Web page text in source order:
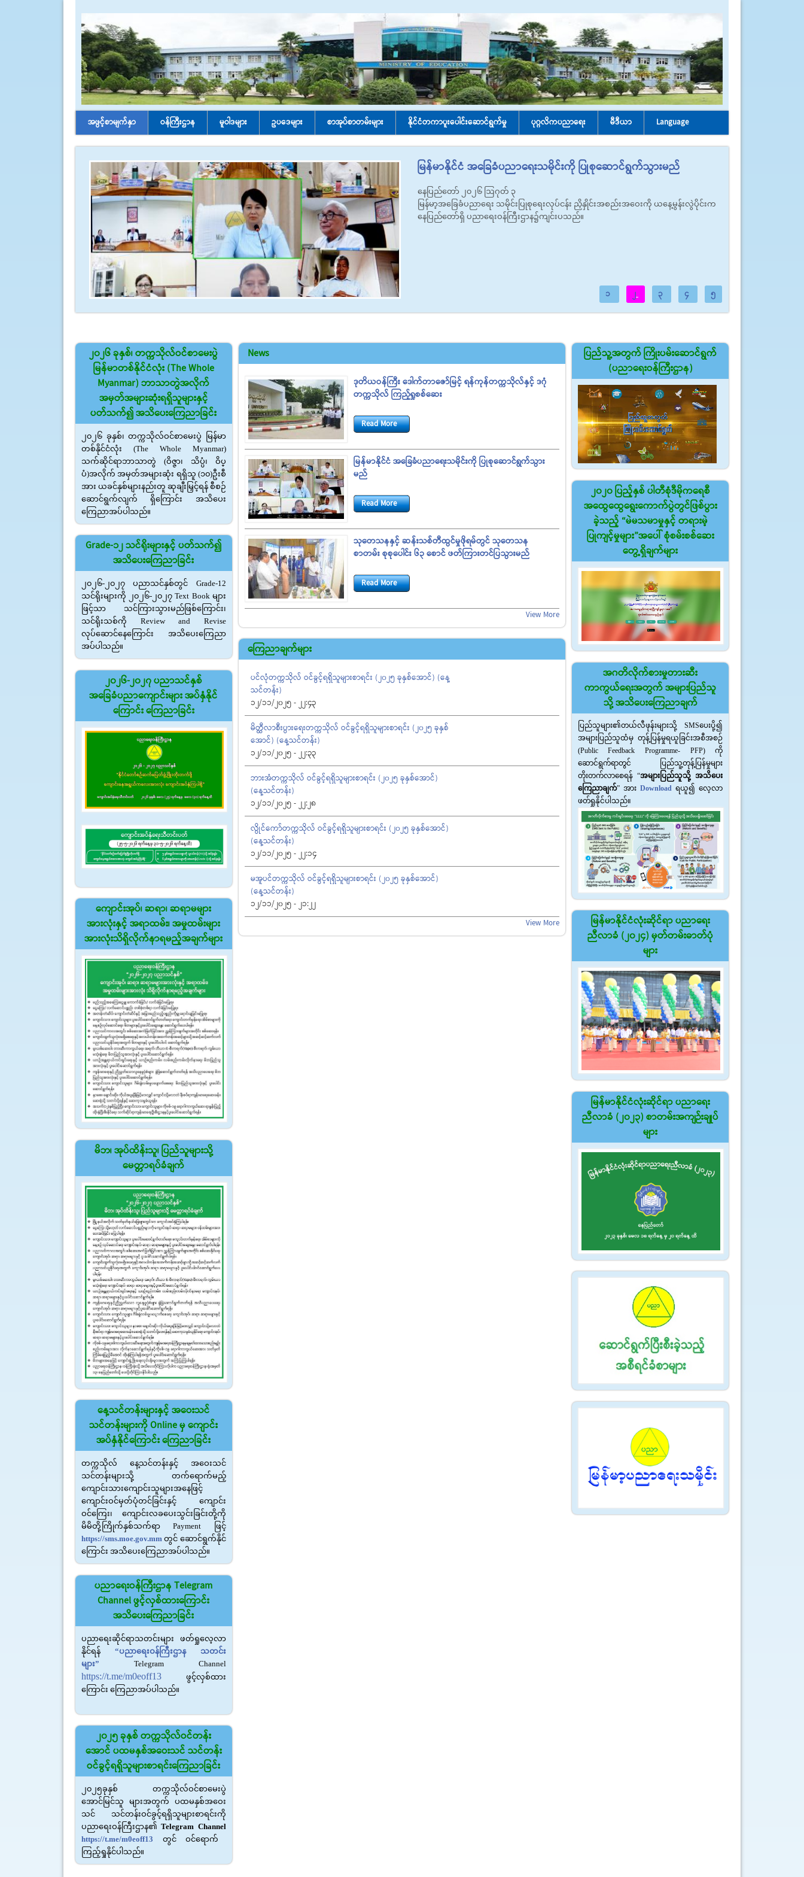
အဖွင့်စာမျက်နှာ ဝန်ကြီးဌာန မူဝါဒများ ဥပဒေများ စာအုပ်စာတမ်းများ နိုင်ငံတကာပူးပေါင်း‌ဆောင်ရွက်မှု ပုဂ္ဂလိကပညာရေး မီဒီယာ Language
မြန်မာနိုင်ငံ အခြေခံပညာရေးသမိုင်းကို ပြုစုဆောင်ရွက်သွားမည်
နေပြည်တော် ၂၀၂၆ ဩဂုတ် ၃
မြန်မာ့အခြေခံပညာရေး သမိုင်းပြုစုရေးလုပ်ငန်း ညှိနှိုင်းအစည်းအဝေးကို ယနေ့မွန်းလွဲပိုင်းက
နေပြည်တော်ရှိ ပညာရေးဝန်ကြီးဌာန၌ကျင်းပသည်။
1 2 3 4 5
News
ဒုတိယဝန်ကြီး ဒေါက်တာဇော်မြင့် ရန်ကုန်တက္ကသိုလ်နှင့် ဒဂုံ
တက္ကသိုလ် ကြည့်ရှုစစ်ဆေး
Read More
မြန်မာနိုင်ငံ အခြေခံပညာရေးသမိုင်းကို ပြုစုဆောင်ရွက်သွား
မည်
Read More
သုတေသနနှင့် ဆန်းသစ်တီထွင်မှုဖိုရမ်တွင် သုတေသန
စာတမ်း စုစုပေါင်း ၆၃ စောင် ဖတ်ကြားတင်ပြသွားမည်
Read More
View More
ကြေညာချက်များ
ပင်လုံတက္ကသိုလ် ဝင်ခွင့်ရရှိသူများစာရင်း (၂၀၂၅ ခုနှစ်အောင်) (နေ့
သင်တန်း)
12/11/2025 - 22:43
မိတ္ထီလာစီးပွားရေးတက္ကသိုလ် ဝင်ခွင့်ရရှိသူများစာရင်း (၂၀၂၅ ခုနှစ်
အောင်) (နေ့သင်တန်း)
12/11/2025 - 22:33
ဘားအံတက္ကသိုလ် ဝင်ခွင့်ရရှိသူများစာရင်း (၂၀၂၅ ခုနှစ်အောင်)
(နေ့သင်တန်း)
12/11/2025 - 22:28
လွိုင်ကော်တက္ကသိုလ် ဝင်ခွင့်ရရှိသူများစာရင်း (၂၀၂၅ ခုနှစ်အောင်)
(နေ့သင်တန်း)
12/11/2025 - 22:14
မအူပင်တက္ကသိုလ် ဝင်ခွင့်ရရှိသူများစာရင်း (၂၀၂၅ ခုနှစ်အောင်)
(နေ့သင်တန်း)
12/11/2025 - 21:22
View More
၂၀၂၆ ခုနှစ်၊ တက္ကသိုလ်ဝင်စာမေးပွဲ
မြန်မာတစ်နိုင်ငံလုံး (The Whole
Myanmar) ဘာသာတွဲအလိုက်
အမှတ်အများဆုံးရရှိသူများနှင့်
ပတ်သက်၍ အသိပေးကြေညာခြင်း
၂၀၂၆ ခုနှစ်၊ တက္ကသိုလ်ဝင်စာမေးပွဲ မြန်မာ
တစ်နိုင်ငံလုံး (The Whole Myanmar)
သက်ဆိုင်ရာဘာသာတွဲ (ဝိဇ္ဇာ၊ သိပ္ပံ၊ ဝိပ္
ပံ)အလိုက် အမှတ်အများဆုံး ရရှိသူ (၁၀)ဦးစီ
အား ယခင်နှစ်များနည်းတူ ဆုချီးမြှင့်ရန် စီစဉ်
ဆောင်ရွက်လျက် ရှိကြောင်း အသိပေး
ကြေညာအပ်ပါသည်။
Grade-12 သင်ရိုးများနှင့် ပတ်သက်၍
အသိပေးကြေညာခြင်း
၂၀၂၆-၂၀၂၇ ပညာသင်နှစ်တွင် Grade-12
သင်ရိုးများကို ၂၀၂၆-၂၀၂၇ Text Book များ
ဖြင့်သာ သင်ကြားသွားမည်ဖြစ်ကြောင်း၊
သင်ရိုးသစ်ကို Review and Revise
လုပ်ဆောင်နေကြောင်း အသိပေးကြေညာ
အပ်ပါသည်။
၂၀၂၆-၂၀၂၇ ပညာသင်နှစ်
အခြေခံပညာကျောင်းများ အပ်နှံနိုင်
ကြောင်း ကြေညာခြင်း
ကျောင်းအုပ်၊ ဆရာ၊ ဆရာမများ
အားလုံးနှင့် အရာထမ်း၊ အမှုထမ်းများ
အားလုံးသိရှိလိုက်နာရမည့်အချက်များ
မိဘ၊ အုပ်ထိန်းသူ၊ ပြည်သူများသို့
မေတ္တာရပ်ခံချက်
နေ့သင်တန်းများနှင့် အဝေးသင်
သင်တန်းများကို Online မှ ကျောင်း
အပ်နှံနိုင်ကြောင်း ကြေညာခြင်း
တက္ကသိုလ် နေ့သင်တန်းနှင့် အဝေးသင်
သင်တန်းများသို့ တက်ရောက်မည့်
ကျောင်းသားကျောင်းသူများအနေဖြင့်
ကျောင်းဝင်မှတ်ပုံတင်ခြင်းနှင့် ကျောင်း
ဝင်ကြေး၊ ကျောင်းလခပေးသွင်းခြင်းတို့ကို
မိမိတို့ကြိုက်နှစ်သက်ရာ Payment ဖြင့်
https://sms.moe.gov.mmတွင် ဆောင်ရွက်နိုင်
ကြောင်း အသိပေးကြေညာအပ်ပါသည်။
ပညာရေးဝန်ကြီးဌာန Telegram
Channel ဖွင့်လှစ်ထားကြောင်း
အသိပေးကြေညာခြင်း
ပညာရေးဆိုင်ရာသတင်းများ ဖတ်ရှုလေ့လာ
နိုင်ရန် “ပညာရေးဝန်ကြီးဌာန သတင်း
များ”
Telegram Channel
https://t.me/m0eoff13
ဖွင့်လှစ်ထား
ကြောင်း ကြေညာအပ်ပါသည်။
၂၀၂၅ ခုနှစ် တက္ကသိုလ်ဝင်တန်း
အောင် ပထမနှစ်အဝေးသင် သင်တန်း
ဝင်ခွင့်ရရှိသူများစာရင်းကြေညာခြင်း
၂၀၂၅ခုနှစ် တက္ကသိုလ်ဝင်စာမေးပွဲ
အောင်မြင်သူ များအတွက် ပထမနှစ်အဝေး
သင် သင်တန်းဝင်ခွင့်ရရှိသူများစာရင်းကို
ပညာရေးဝန်ကြီးဌာန၏Telegram Channel
https://t.me/m0eoff13 တွင် ဝင်ရောက်
ကြည့်ရှုနိုင်ပါသည်။
ပြည်သူ့အတွက် ကြိုးပမ်းဆောင်ရွက်
(ပညာရေးဝန်ကြီးဌာန)
၂၀၂၀ ပြည့်နှစ် ပါတီစုံဒီမိုကရေစီ
အထွေထွေ‌ရွေးကောက်ပွဲတွင်ဖြစ်ပွား
ခဲ့သည့် “မဲမသမာမှုနှင့် တရားမဲ့
ပြုကျင့်မှုများ”အပေါ် စုံစမ်းစစ်ဆေး
တွေ့ရှိချက်များ
အဂတိလိုက်စားမှုတားဆီး
ကာကွယ်ရေးအတွက် အများပြည်သူ
သို့ အသိပေးကြေညာချက်
ပြည်သူများ၏တယ်လီဖုန်းများသို့ SMSပေးပို့၍
အများပြည်သူထံမှ တုန့်ပြန်မှုရယူခြင်းအစီအစဉ်
(Public Feedback Programme- PFP) ကို
ဆောင်ရွက်ရာတွင် ပြည်သူ့တုန့်ပြန်မှုများ
တိုးတက်လာစေရန် “အများပြည်သူသို့ အသိပေး
ကြေညာချက်” အားDownload ရယူ၍ လေ့လာ
ဖတ်ရှုနိုင်ပါသည်။
မြန်မာနိုင်ငံလုံးဆိုင်ရာ ပညာရေး
ညီလာခံ (၂၀၂၄) မှတ်တမ်းဓာတ်ပုံ
များ
မြန်မာနိုင်ငံလုံးဆိုင်ရာ ပညာရေး
ညီလာခံ (၂၀၂၃) စာတမ်းအကျဉ်းချုပ်
များ